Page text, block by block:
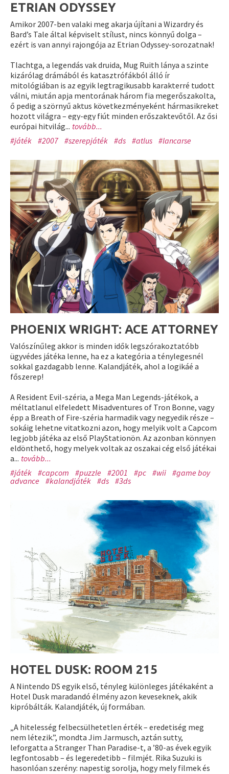
ETRIAN ODYSSEY
Amikor 2007-ben valaki meg akarja újítani a Wizardry és
Bard’s Tale által képviselt stílust, nincs könnyű dolga –
ezért is van annyi rajongója az Etrian Odyssey-sorozatnak!
Tlachtga, a legendás vak druida, Mug Ruith lánya a szinte
kizárólag drámából és katasztrófákból álló ír
mitológiában is az egyik legtragikusabb karakterré tudott
válni, miután apja mentorának három fia megerőszakolta,
ő pedig a szörnyű aktus következményeként hármasikreket
hozott világra – egy-egy fiút minden erőszaktevőtől. Az ősi
európai hitvilág... tovább...
#játék #2007 #szerepjáték #ds #atlus #lancarse
PHOENIX WRIGHT: ACE ATTORNEY
Valószínűleg akkor is minden idők legszórakoztatóbb
ügyvédes játéka lenne, ha ez a kategória a ténylegesnél
sokkal gazdagabb lenne. Kalandjáték, ahol a logikáé a
főszerep!
A Resident Evil-széria, a Mega Man Legends-játékok, a
méltatlanul elfeledett Misadventures of Tron Bonne, vagy
épp a Breath of Fire-széria harmadik vagy negyedik része –
sokáig lehetne vitatkozni azon, hogy melyik volt a Capcom
legjobb játéka az első PlayStationön. Az azonban könnyen
eldönthető, hogy melyek voltak az oszakai cég első játékai
a... tovább...
#játék #capcom #puzzle #2001 #pc #wii #game boy
advance
#kalandjáték #ds #3ds
HOTEL DUSK: ROOM 215
A Nintendo DS egyik első, tényleg különleges játékaként a
Hotel Dusk maradandó élmény azon keveseknek, akik
kipróbálták. Kalandjáték, új formában.
„A hitelesség felbecsülhetetlen érték – eredetiség meg
nem létezik.”, mondta Jim Jarmusch, aztán sutty,
leforgatta a Stranger Than Paradise-t, a ’80-as évek egyik
legfontosabb – és legeredetibb – filmjét. Rika Suzuki is
hasonlóan szerény: napestig sorolja, hogy mely filmek és